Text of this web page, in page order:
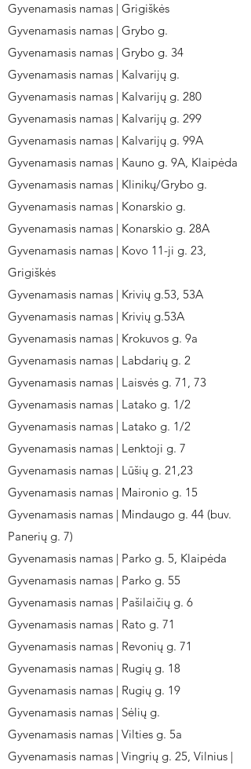
Gyvenamasis namas | Grigiškės
Gyvenamasis namas | Grybo g.
Gyvenamasis namas | Grybo g. 34
Gyvenamasis namas | Kalvarijų g.
Gyvenamasis namas | Kalvarijų g. 280
Gyvenamasis namas | Kalvarijų g. 299
Gyvenamasis namas | Kalvarijų g. 99A
Gyvenamasis namas | Kauno g. 9A, Klaipėda
Gyvenamasis namas | Klinikų/Grybo g.
Gyvenamasis namas | Konarskio g.
Gyvenamasis namas | Konarskio g. 28A
Gyvenamasis namas | Kovo 11-ji g. 23,
Grigiškės
Gyvenamasis namas | Krivių g.53, 53A
Gyvenamasis namas | Krivių g.53A
Gyvenamasis namas | Krokuvos g. 9a
Gyvenamasis namas | Labdarių g. 2
Gyvenamasis namas | Laisvės g. 71, 73
Gyvenamasis namas | Latako g. 1/2
Gyvenamasis namas | Latako g. 1/2
Gyvenamasis namas | Lenktoji g. 7
Gyvenamasis namas | Lūšių g. 21,23
Gyvenamasis namas | Maironio g. 15
Gyvenamasis namas | Mindaugo g. 44 (buv.
Panerių g. 7)
Gyvenamasis namas | Parko g. 5, Klaipėda
Gyvenamasis namas | Parko g. 55
Gyvenamasis namas | Pašilaičių g. 6
Gyvenamasis namas | Rato g. 71
Gyvenamasis namas | Revonių g. 71
Gyvenamasis namas | Rugių g. 18
Gyvenamasis namas | Rugių g. 19
Gyvenamasis namas | Sėlių g.
Gyvenamasis namas | Vilties g. 5a
Gyvenamasis namas | Vingrių g. 25, Vilnius |